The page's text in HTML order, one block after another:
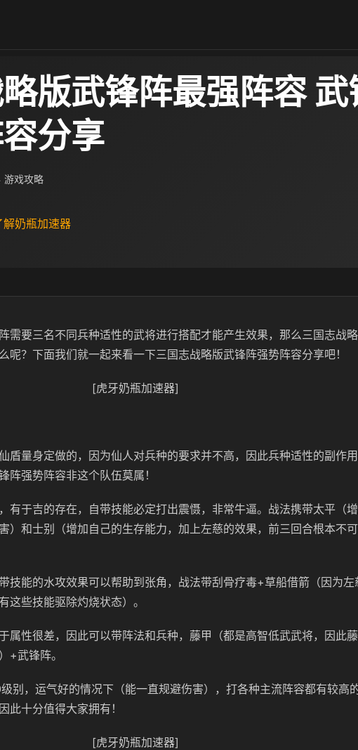
版武锋阵最强阵容 武
分享
戏攻略
奶瓶加速器
需要三名不同兵种适性的武将进行搭配才能产生效果，那么三国志战
呢？下面我们就一起来看一下三国志战略版武锋阵强势阵容分享吧！
[虎牙奶瓶加速器]
盾量身定做的，因为仙人对兵种的要求并不高，因此兵种适性的副作
阵强势阵容非这个队伍莫属！
有于吉的存在，自带技能必定打出震慑，非常牛逼。战法携带太平（
）和士别（增加自己的生存能力，加上左慈的效果，前三回合根本不
技能的水攻效果可以帮助到张角，战法带刮骨疗毒+草船借箭（因为左
这些技能驱除灼烧状态）。
属性很差，因此可以带阵法和兵种，藤甲（都是高智低武武将，因此
+武锋阵。
别，运气好的情况下（能一直规避伤害），打各种主流阵容都有较高
此十分值得大家拥有！
[虎牙奶瓶加速器]